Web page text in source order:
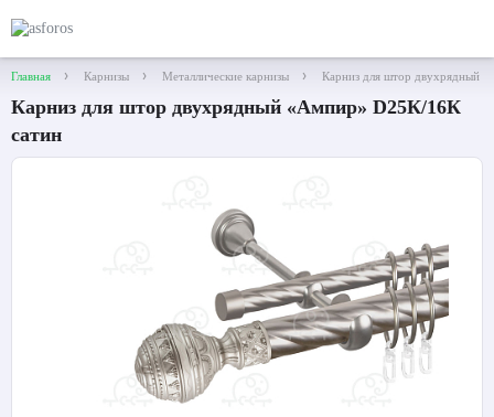
Главная Карнизы Металлические карнизы Карниз для штор двухрядный
Карниз для штор двухрядный «Ампир» D25К/16К
сатин